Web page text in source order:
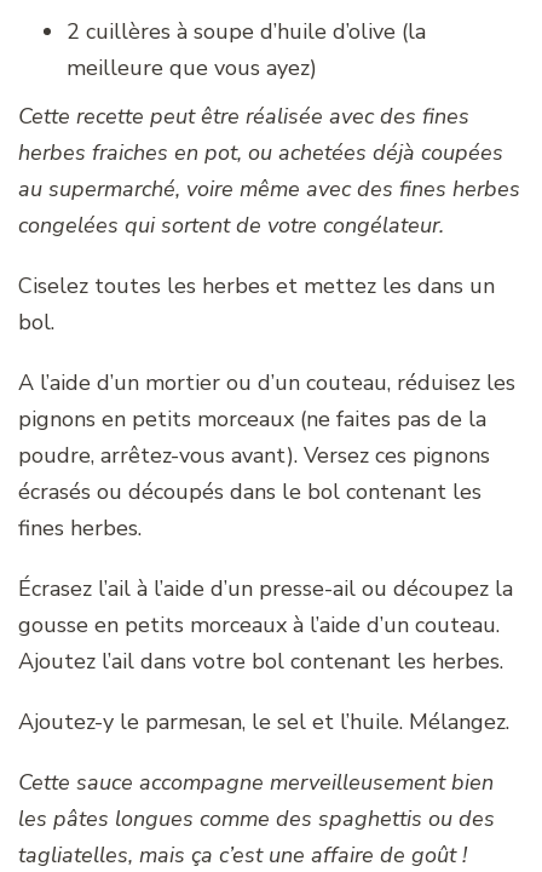
2 cuillères à soupe d’huile d’olive (la
meilleure que vous ayez)
Cette recette peut être réalisée avec des fines
herbes fraiches en pot, ou achetées déjà coupées
au supermarché, voire même avec des fines herbes
congelées qui sortent de votre congélateur.
Ciselez toutes les herbes et mettez les dans un
bol.
A l’aide d’un mortier ou d’un couteau, réduisez les
pignons en petits morceaux (ne faites pas de la
poudre, arrêtez-vous avant). Versez ces pignons
écrasés ou découpés dans le bol contenant les
fines herbes.
Écrasez l’ail à l’aide d’un presse-ail ou découpez la
gousse en petits morceaux à l’aide d’un couteau.
Ajoutez l’ail dans votre bol contenant les herbes.
Ajoutez-y le parmesan, le sel et l’huile. Mélangez.
Cette sauce accompagne merveilleusement bien
les pâtes longues comme des spaghettis ou des
tagliatelles, mais ça c’est une affaire de goût !